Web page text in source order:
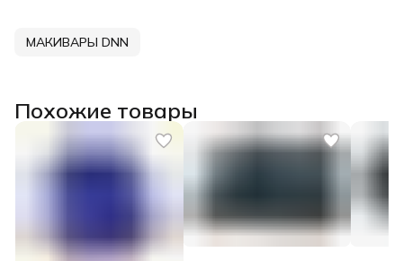
МАКИВАРЫ DNN
Похожие товары